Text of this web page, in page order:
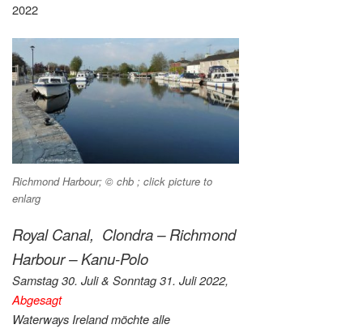
2022
Richmond Harbour; © chb ; click picture to
enlarg
Royal Canal, Clondra – Richmond
Harbour – Kanu-Polo
Samstag 30. Juli & Sonntag 31. Juli 2022,
Abgesagt
Waterways Ireland möchte alle